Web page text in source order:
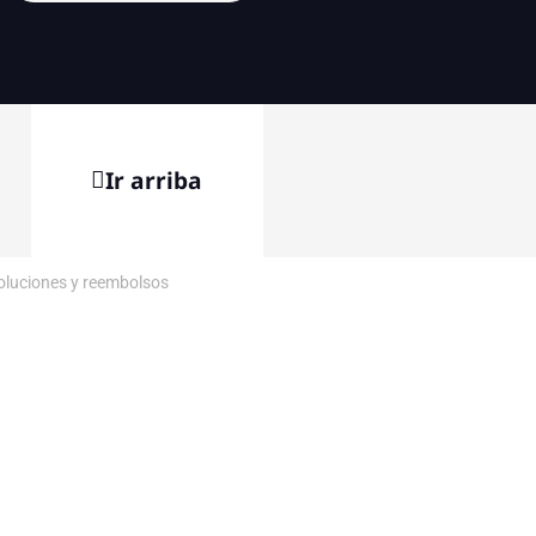
Ir arriba
y reembolsos